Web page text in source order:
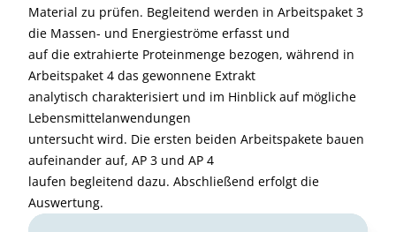
Material zu prüfen. Begleitend werden in Arbeitspaket 3
die Massen- und Energieströme erfasst und
auf die extrahierte Proteinmenge bezogen, während in
Arbeitspaket 4 das gewonnene Extrakt
analytisch charakterisiert und im Hinblick auf mögliche
Lebensmittelanwendungen
untersucht wird. Die ersten beiden Arbeitspakete bauen
aufeinander auf, AP 3 und AP 4
laufen begleitend dazu. Abschließend erfolgt die
Auswertung.